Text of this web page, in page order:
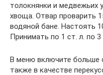
толокнянки и медвежьих
хвоща. Отвар проварить
водяной бане. Настоять
Принимать по 1 ст. л. по
В меню включите больше
также в качестве